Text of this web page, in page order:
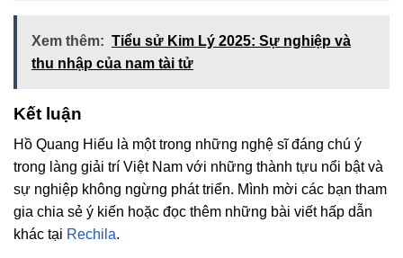
Xem thêm: Tiểu sử Kim Lý 2025: Sự nghiệp và
thu nhập của nam tài tử
Kết luận
Hồ Quang Hiếu là một trong những nghệ sĩ đáng chú ý
trong làng giải trí Việt Nam với những thành tựu nổi bật và
sự nghiệp không ngừng phát triển. Mình mời các bạn tham
gia chia sẻ ý kiến hoặc đọc thêm những bài viết hấp dẫn
khác tại Rechila.